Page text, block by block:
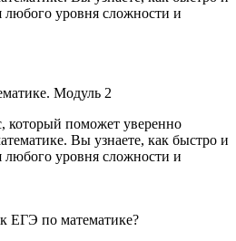
любого уровня сложности и
Модуль 2
который поможет уверенно
Вы узнаете, как быстро и
любого уровня сложности и
ЕГЭ по математике?